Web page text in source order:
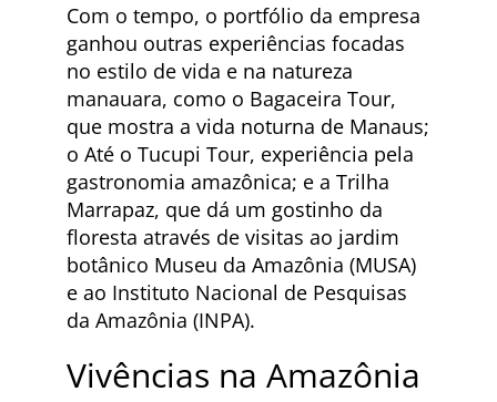
Com o tempo, o portfólio da empresa
ganhou outras experiências focadas
no estilo de vida e na natureza
manauara, como o Bagaceira Tour,
que mostra a vida noturna de Manaus;
o Até o Tucupi Tour, experiência pela
gastronomia amazônica; e a Trilha
Marrapaz, que dá um gostinho da
floresta através de visitas ao jardim
botânico Museu da Amazônia (MUSA)
e ao Instituto Nacional de Pesquisas
da Amazônia (INPA).
Vivências na Amazônia